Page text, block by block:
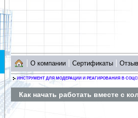
О компании Сертификаты
ИНСТРУМЕНТ ДЛЯ МОДЕРАЦИИ И РЕАГИРОВАНИЯ В
Как начать работать вместе с